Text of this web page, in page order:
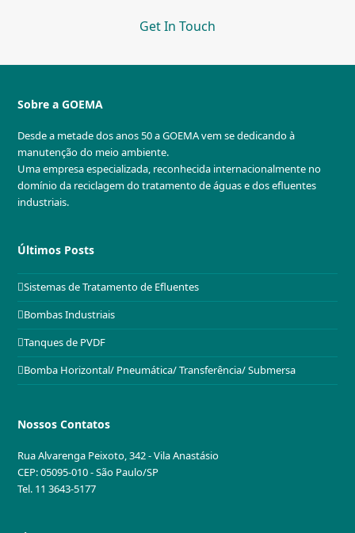
Get In Touch
Sobre a GOEMA
Desde a metade dos anos 50 a GOEMA vem se dedicando à
manutenção do meio ambiente.
Uma empresa especializada, reconhecida internacionalmente no
domínio da reciclagem do tratamento de águas e dos efluentes
industriais.
Últimos Posts
Sistemas de Tratamento de Efluentes
Bombas Industriais
Tanques de PVDF
Bomba Horizontal/ Pneumática/ Transferência/ Submersa
Nossos Contatos
Rua Alvarenga Peixoto, 342 - Vila Anastásio
CEP: 05095-010 - São Paulo/SP
Tel. 11 3643-5177